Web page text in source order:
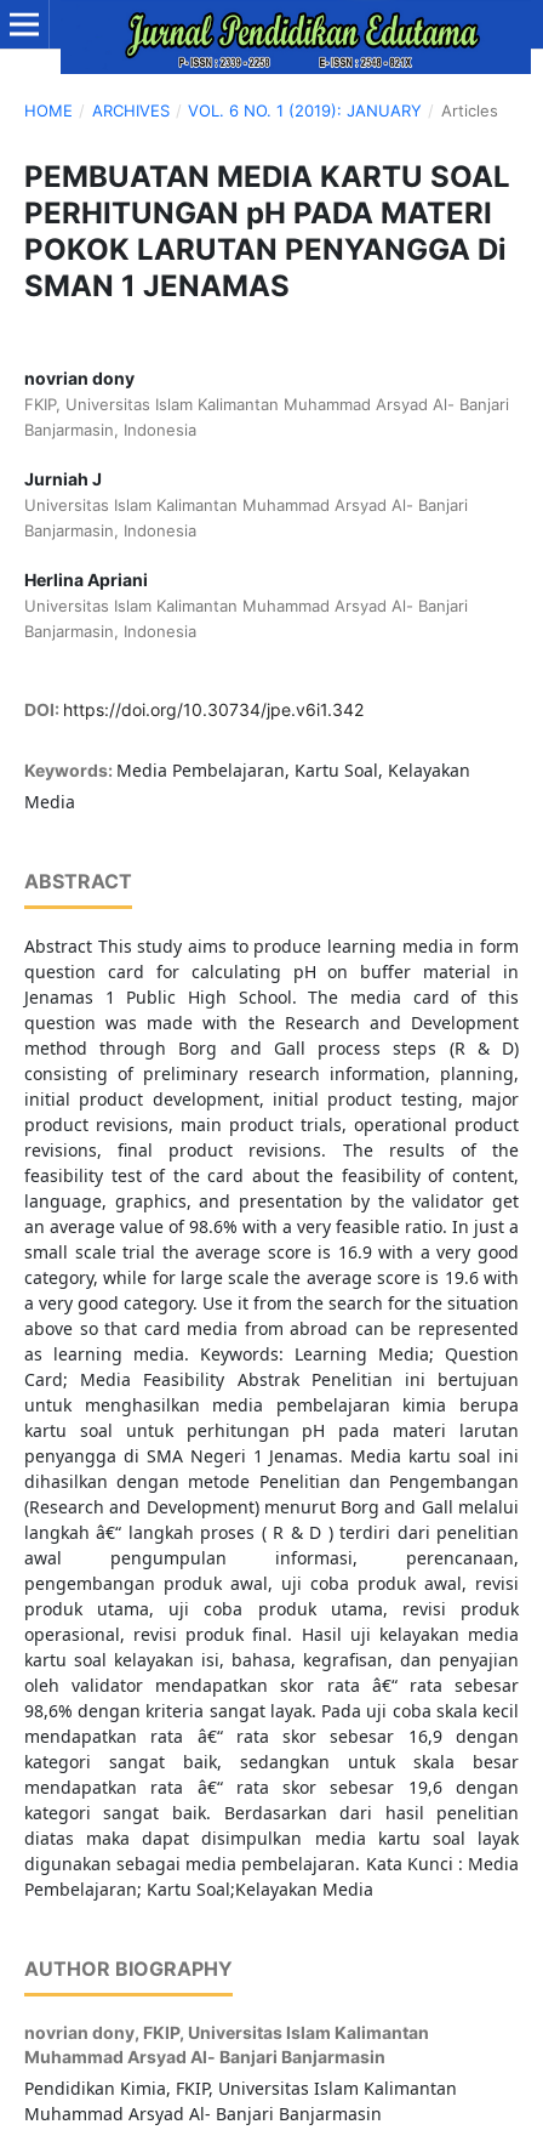
HOME / ARCHIVES / VOL. 6 NO. 1 (2019): JANUARY / Articles
PEMBUATAN MEDIA KARTU SOAL
PERHITUNGAN pH PADA MATERI
POKOK LARUTAN PENYANGGA Di
SMAN 1 JENAMAS
novrian dony
FKIP, Universitas Islam Kalimantan Muhammad Arsyad Al- Banjari
Banjarmasin, Indonesia
Jurniah J
Universitas Islam Kalimantan Muhammad Arsyad Al- Banjari
Banjarmasin, Indonesia
Herlina Apriani
Universitas Islam Kalimantan Muhammad Arsyad Al- Banjari
Banjarmasin, Indonesia
DOI: https://doi.org/10.30734/jpe.v6i1.342
Keywords: Media Pembelajaran, Kartu Soal, Kelayakan
Media
ABSTRACT
Abstract This study aims to produce learning media in form
question card for calculating pH on buffer material in
Jenamas 1 Public High School. The media card of this
question was made with the Research and Development
method through Borg and Gall process steps (R & D)
consisting of preliminary research information, planning,
initial product development, initial product testing, major
product revisions, main product trials, operational product
revisions, final product revisions. The results of the
feasibility test of the card about the feasibility of content,
language, graphics, and presentation by the validator get
an average value of 98.6% with a very feasible ratio. In just a
small scale trial the average score is 16.9 with a very good
category, while for large scale the average score is 19.6 with
a very good category. Use it from the search for the situation
above so that card media from abroad can be represented
as learning media. Keywords: Learning Media; Question
Card; Media Feasibility Abstrak Penelitian ini bertujuan
untuk menghasilkan media pembelajaran kimia berupa
kartu soal untuk perhitungan pH pada materi larutan
penyangga di SMA Negeri 1 Jenamas. Media kartu soal ini
dihasilkan dengan metode Penelitian dan Pengembangan
(Research and Development) menurut Borg and Gall melalui
langkah â€“ langkah proses ( R & D ) terdiri dari penelitian
awal pengumpulan informasi, perencanaan,
pengembangan produk awal, uji coba produk awal, revisi
produk utama, uji coba produk utama, revisi produk
operasional, revisi produk final. Hasil uji kelayakan media
kartu soal kelayakan isi, bahasa, kegrafisan, dan penyajian
oleh validator mendapatkan skor rata â€“ rata sebesar
98,6% dengan kriteria sangat layak. Pada uji coba skala kecil
mendapatkan rata â€“ rata skor sebesar 16,9 dengan
kategori sangat baik, sedangkan untuk skala besar
mendapatkan rata â€“ rata skor sebesar 19,6 dengan
kategori sangat baik. Berdasarkan dari hasil penelitian
diatas maka dapat disimpulkan media kartu soal layak
digunakan sebagai media pembelajaran. Kata Kunci : Media
Pembelajaran; Kartu Soal;Kelayakan Media
AUTHOR BIOGRAPHY
novrian dony, FKIP, Universitas Islam Kalimantan
Muhammad Arsyad Al- Banjari Banjarmasin
Pendidikan Kimia, FKIP, Universitas Islam Kalimantan
Muhammad Arsyad Al- Banjari Banjarmasin